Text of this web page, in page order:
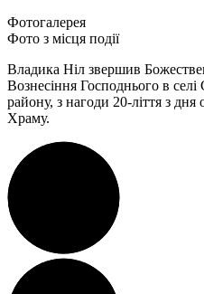
Фотогалерея
Фото з місця події
Владика Ніл звершив
Вознесіння Господнього в
району, з нагоди 20-ліття з
Храму.